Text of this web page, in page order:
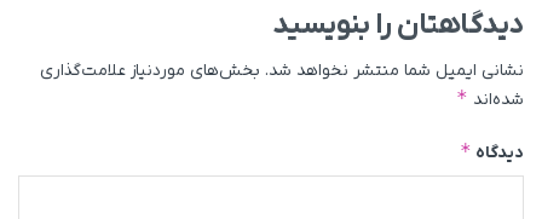
دیدگاهتان را بنویسید
نشانی ایمیل شما منتشر نخواهد شد. بخش‌های موردنیاز علامت‌گذاری
شده‌اند *
دیدگاه *